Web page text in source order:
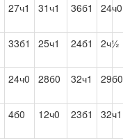
27ч1 31ч1 36б1 24ч0
33б1 25ч1 24б1 2ч½
24ч0 28б0 32ч1 29б0
4б0 12ч0 23б1 32ч1